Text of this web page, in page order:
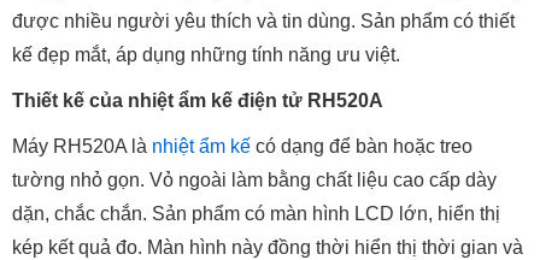
được nhiều người yêu thích và tin dùng. Sản phẩm có thiết
kế đẹp mắt, áp dụng những tính năng ưu việt.
Thiết kế của nhiệt ẩm kế điện tử RH520A
Máy RH520A là nhiệt ẩm kế có dạng để bàn hoặc treo
tường nhỏ gọn. Vỏ ngoài làm bằng chất liệu cao cấp dày
dặn, chắc chắn. Sản phẩm có màn hình LCD lớn, hiển thị
kép kết quả đo. Màn hình này đồng thời hiển thị thời gian và